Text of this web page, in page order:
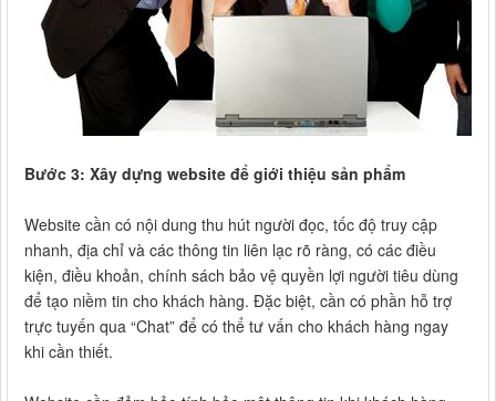
Bước 3: Xây dựng website để giới thiệu sản phẩm
Website cần có nội dung thu hút người đọc, tốc độ truy cập
nhanh, địa chỉ và các thông tin liên lạc rõ ràng, có các điều
kiện, điều khoản, chính sách bảo vệ quyền lợi người tiêu dùng
để tạo niềm tin cho khách hàng. Đặc biệt, cần có phần hỗ trợ
trực tuyến qua “Chat” để có thể tư vấn cho khách hàng ngay
khi cần thiết.